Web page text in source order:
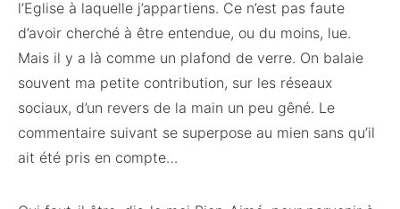
l’Eglise à laquelle j’appartiens. Ce n’est pas faute
d’avoir cherché à être entendue, ou du moins, lue.
Mais il y a là comme un plafond de verre. On balaie
souvent ma petite contribution, sur les réseaux
sociaux, d’un revers de la main un peu gêné. Le
commentaire suivant se superpose au mien sans qu’il
ait été pris en compte…